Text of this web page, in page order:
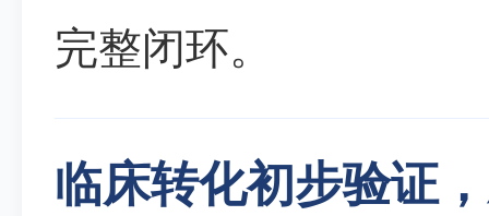
完整闭环。
临床转化初步验证